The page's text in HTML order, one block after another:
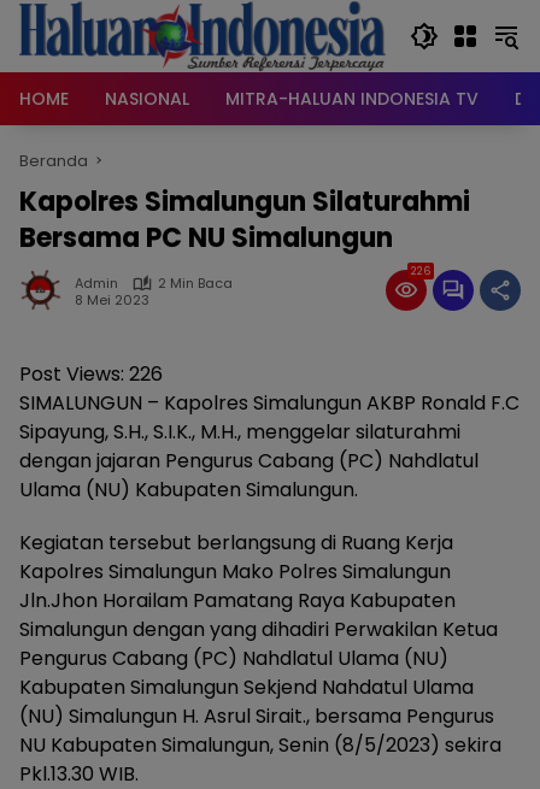
Langsung
konten
HOME
NASIONAL MITRA-HALUAN INDONESIA TV
Beranda
Kapolres Simalungun Silaturahmi
Bersama PC NU Simalungun
Admin
2 Min Baca
8 Mei 2023
226
Post Views: 226
SIMALUNGUN – Kapolres Simalungun AKBP Ronald F.C
Sipayung, S.H., S.I.K., M.H., menggelar silaturahmi
dengan jajaran Pengurus Cabang (PC) Nahdlatul
Ulama (NU) Kabupaten Simalungun.
Kegiatan tersebut berlangsung di Ruang Kerja
Kapolres Simalungun Mako Polres Simalungun
Jln.Jhon Horailam Pamatang Raya Kabupaten
Simalungun dengan yang dihadiri Perwakilan Ketua
Pengurus Cabang (PC) Nahdlatul Ulama (NU)
Kabupaten Simalungun Sekjend Nahdatul Ulama
(NU) Simalungun H. Asrul Sirait., bersama Pengurus
NU Kabupaten Simalungun, Senin (8/5/2023) sekira
Pkl.13.30 WIB.